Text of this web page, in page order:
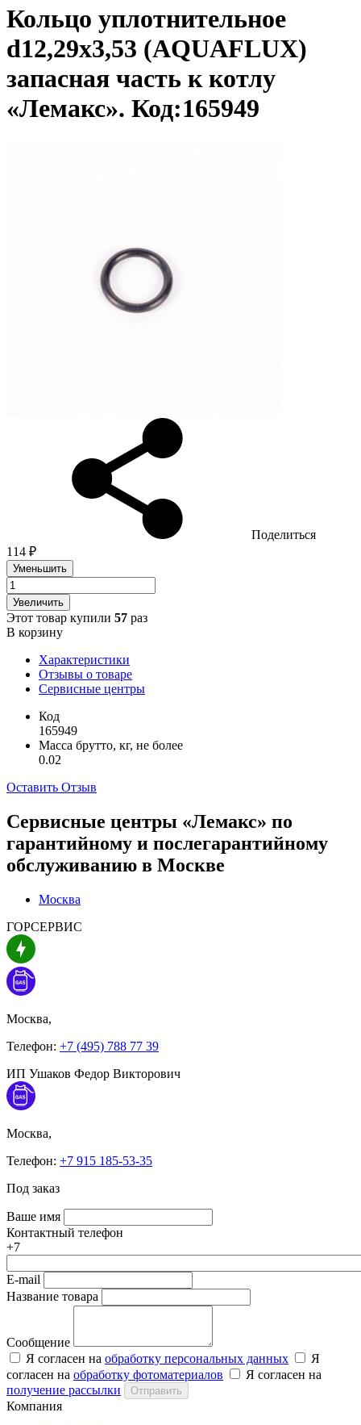
Кольцо уплотнительное
d12,29x3,53 (AQUAFLUX)
запасная часть к котлу
«Лемакс». Код:165949
Поделиться
114 ₽
Уменьшить
Увеличить
Этот товар купили 57 раз
В корзину
Характеристики
Отзывы о товаре
Сервисные центры
Код
165949
Масса брутто, кг, не более
0.02
Оставить Отзыв
Сервисные центры «Лемакс» по
гарантийному и послегарантийному
обслуживанию в Москве
Москва
ГОРСЕРВИС
Москва,
Телефон: +7 (495) 788 77 39
ИП Ушаков Федор Викторович
Москва,
Телефон: +7 915 185-53-35
Под заказ
Ваше имя
Контактный телефон
+7
E-mail
Название товара
Сообщение
Я согласен на обработку персональных данных
Я
согласен на обработку фотоматериалов
Я согласен на
получение рассылки
Отправить
Компания